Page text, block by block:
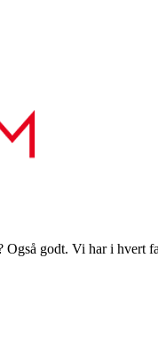
Også godt. Vi har i hvert